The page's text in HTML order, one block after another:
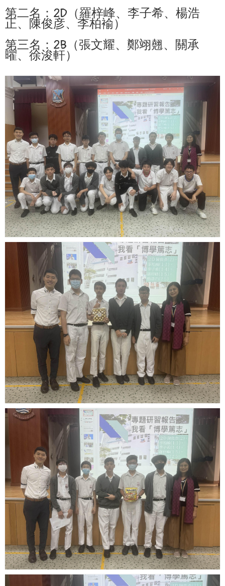
第二名：2D（羅梓峰、李子希、楊浩
正、陳俊彦、李柏褕）
第三名：2B（張文耀、鄭翊翹、關承
曜、徐浚軒）